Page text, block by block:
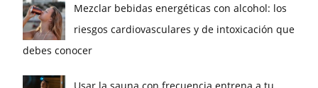
Mezclar bebidas energéticas con alcohol: los
riesgos cardiovasculares y de intoxicación que
debes conocer